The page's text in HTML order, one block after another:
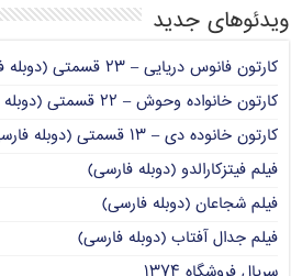
ویدئوهای جدید
کارتون فانوس دریایی – ۲۳ قسمتی (دوبله فارسی)
کارتون خانواده وحوش – ۲۲ قسمتی (دوبله فارسی)
کارتون خانوده دی – ۱۳ قسمتی (دوبله فارسی)
فیلم فیتزکارالدو (دوبله فارسی)
فیلم شجاعان (دوبله فارسی)
فیلم جدال آفتاب (دوبله فارسی)